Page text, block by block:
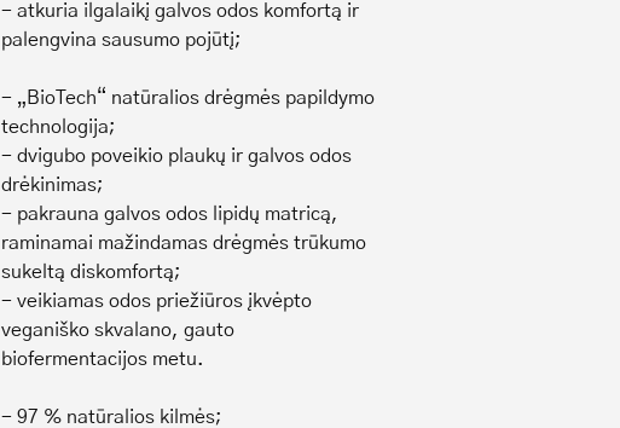
- atkuria ilgalaikį galvos odos komfortą ir
palengvina sausumo pojūtį;
- „BioTech“ natūralios drėgmės papildymo
technologija;
- dvigubo poveikio plaukų ir galvos odos
drėkinimas;
- pakrauna galvos odos lipidų matricą,
raminamai mažindamas drėgmės trūkumo
sukeltą diskomfortą;
- veikiamas odos priežiūros įkvėpto
veganiško skvalano, gauto
biofermentacijos metu.
- 97 % natūralios kilmės;